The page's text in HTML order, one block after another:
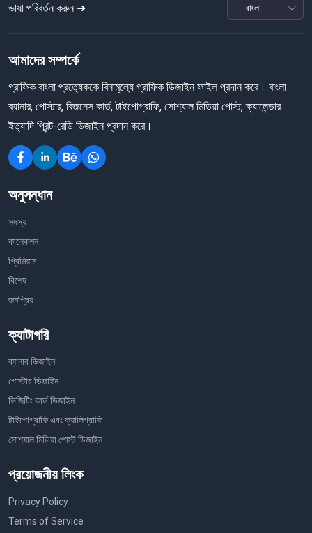
ভাষা পরিবর্তন করুন ➜
আমাদের সম্পর্কে
গ্রাফিক বাংলা প্রত্যেককে বিনামূল্যে গ্রাফিক ডিজাইন ফাইল প্রদান করে। বাংলা
ব্যানার, পোস্টার, বিজনেস কার্ড, টাইপোগ্রাফি, সোশ্যাল মিডিয়া পোস্ট, ক্যালেন্ডার
ইত্যাদি প্রিন্ট-রেডি ডিজাইন প্রদান করে।
অনুসন্ধান
সদস্য
কালেকশন
প্রিমিয়াম
বিশেষ
জনপ্রিয়
ক্যাটাগরি
ব্যানার ডিজাইন
পোস্টার ডিজাইন
ভিজিটিং কার্ড ডিজাইন
টাইপোগ্রাফি এবং ক্যালিগ্রাফি
সোশ্যাল মিডিয়া পোস্ট ডিজাইন
প্রয়োজনীয় লিংক
Privacy Policy
Terms of Service